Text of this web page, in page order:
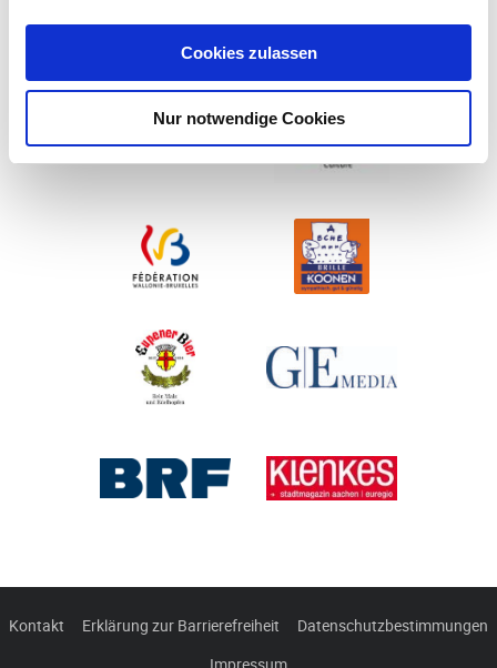
Cookies zulassen
Nur notwendige Cookies
Kontakt Erklärung zur Barrierefreiheit
Datenschutzbestimmungen